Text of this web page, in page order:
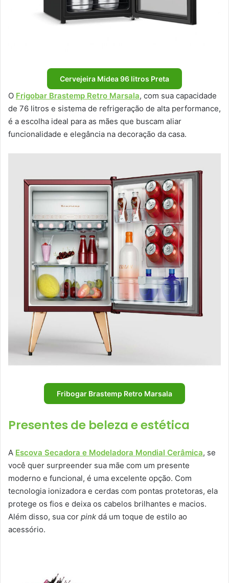
Cervejeira Midea 96 litros Preta
O Frigobar Brastemp Retro Marsala, com sua capacidade
de 76 litros e sistema de refrigeração de alta performance,
é a escolha ideal para as mães que buscam aliar
funcionalidade e elegância na decoração da casa.
Fribogar Brastemp Retro Marsala
Presentes de beleza e estética
A Escova Secadora e Modeladora Mondial Cerâmica, se
você quer surpreender sua mãe com um presente
moderno e funcional, é uma excelente opção. Com
tecnologia ionizadora e cerdas com pontas protetoras, ela
protege os fios e deixa os cabelos brilhantes e macios.
Além disso, sua cor pink dá um toque de estilo ao
acessório.